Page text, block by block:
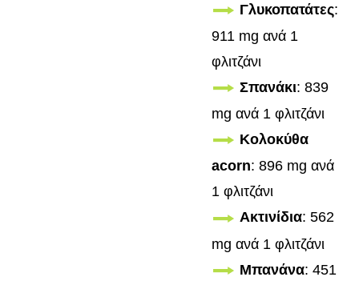
Γλυκοπατάτες:
911 mg ανά 1
φλιτζάνι
Σπανάκι: 839
mg ανά 1 φλιτζάνι
Κολοκύθα
acorn: 896 mg ανά
1 φλιτζάνι
Ακτινίδια: 562
mg ανά 1 φλιτζάνι
Μπανάνα: 451